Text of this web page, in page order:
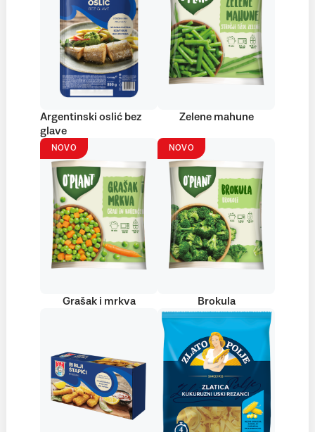
Argentinski oslić bez
glave
Zelene mahune
NOVO
Grašak i mrkva
NOVO
Brokula